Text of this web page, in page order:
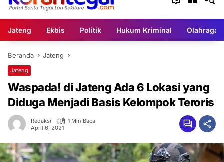
Jateng Ekbis Politik Hukum Kriminal Olahraga
Beranda Jateng
Jateng
Waspada! di Jateng Ada 6 Lokasi yang
Diduga Menjadi Basis Kelompok Teroris
Redaksi
1 Min Baca
April 6, 2021